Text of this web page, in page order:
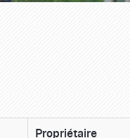
Propriétaire